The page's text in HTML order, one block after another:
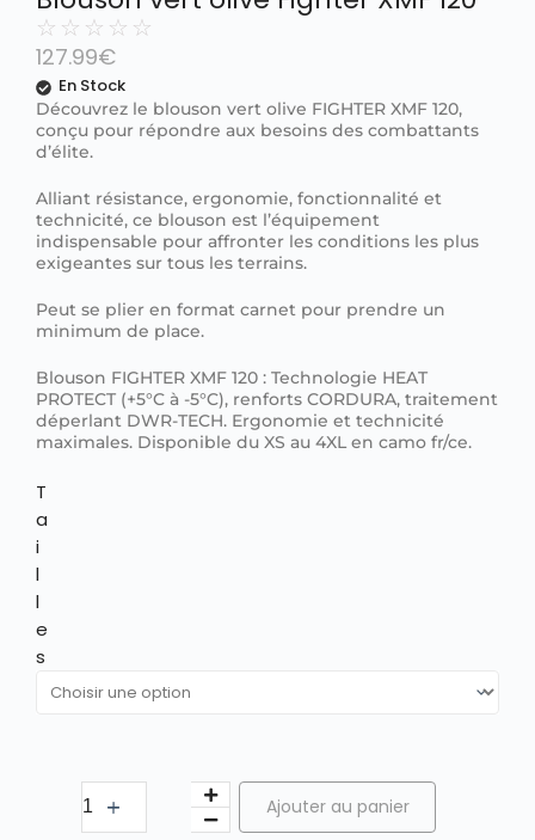
☆ ☆ ☆ ☆ ☆
127.99€
En Stock
Découvrez le blouson vert olive FIGHTER XMF 120,
conçu pour répondre aux besoins des combattants
d’élite.
Alliant résistance, ergonomie, fonctionnalité et
technicité, ce blouson est l’équipement
indispensable pour affronter les conditions les plus
exigeantes sur tous les terrains.
Peut se plier en format carnet pour prendre un
minimum de place.
Blouson FIGHTER XMF 120 : Technologie HEAT
PROTECT (+5°C à -5°C), renforts CORDURA, traitement
déperlant DWR-TECH. Ergonomie et technicité
maximales. Disponible du XS au 4XL en camo fr/ce.
T
a
i
l
l
e
s
Ajouter au panier